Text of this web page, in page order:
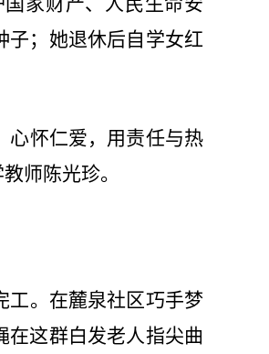
子；她退休后自学女红
心怀仁爱，用责任与热
师陈光珍。
工。在麓泉社区巧手梦
在这群白发老人指尖曲